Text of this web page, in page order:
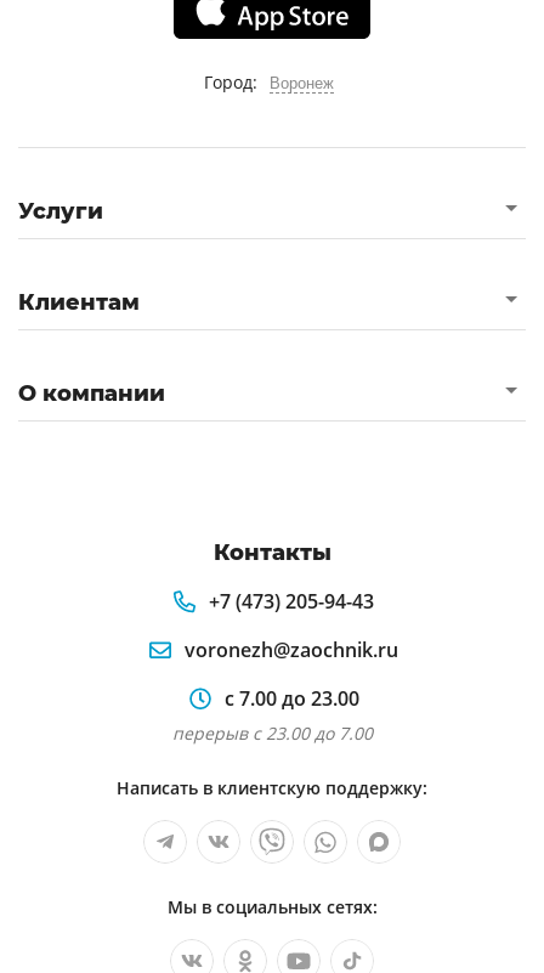
Город: Воронеж
Услуги
Клиентам
О компании
Контакты
+7 (473) 205-94-43
voronezh@zaochnik.ru
с 7.00 до 23.00
перерыв с 23.00 до 7.00
Написать в клиентскую поддержку:
Мы в социальных сетях: